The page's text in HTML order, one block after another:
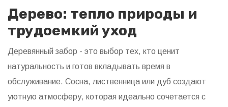
Дерево: тепло природы и
трудоемкий уход
Деревянный забор - это выбор тех, кто ценит
натуральность и готов вкладывать время в
обслуживание. Сосна, лиственница или дуб создают
уютную атмосферу, которая идеально сочетается с